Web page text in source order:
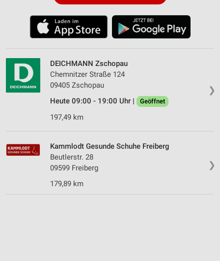
❯
DEICHMANN Zschopau
Chemnitzer Straße 124
09405 Zschopau
Heute 09:00 - 19:00 Uhr |
Geöffnet
197,49 km
❯
Kammlodt Gesunde Schuhe Freiberg
Beutlerstr. 28
09599 Freiberg
179,89 km